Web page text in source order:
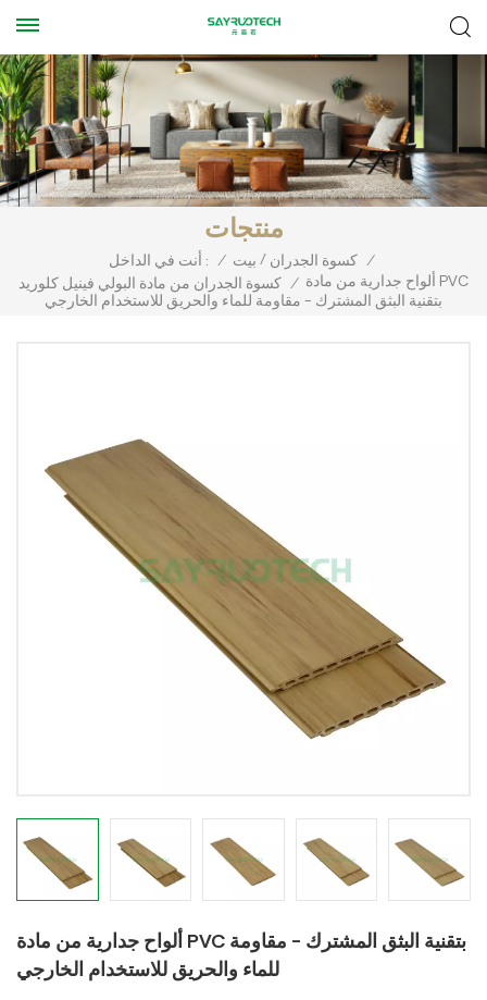
منتجات
أنت في الداخل : / بيت / كسوة الجدران /
كسوة الجدران من مادة البولي فينيل كلوريد / ألواح جدارية من مادة PVC
بتقنية البثق المشترك - مقاومة للماء والحريق للاستخدام الخارجي
ألواح جدارية من مادة PVC بتقنية البثق المشترك - مقاومة
للماء والحريق للاستخدام الخارجي